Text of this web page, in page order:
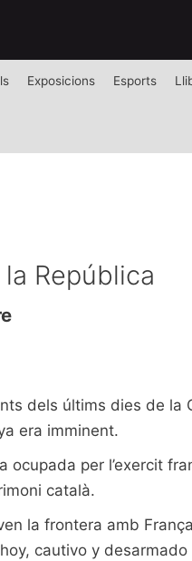
Exposicions Esports
República
dels últims dies de
era imminent.
ocupada per l’exercit
català.
la frontera amb
cautivo y